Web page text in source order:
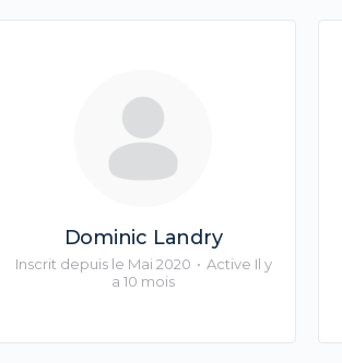
Dominic Landry
Inscrit depuis le Mai 2020 • Active Il y
a 10 mois